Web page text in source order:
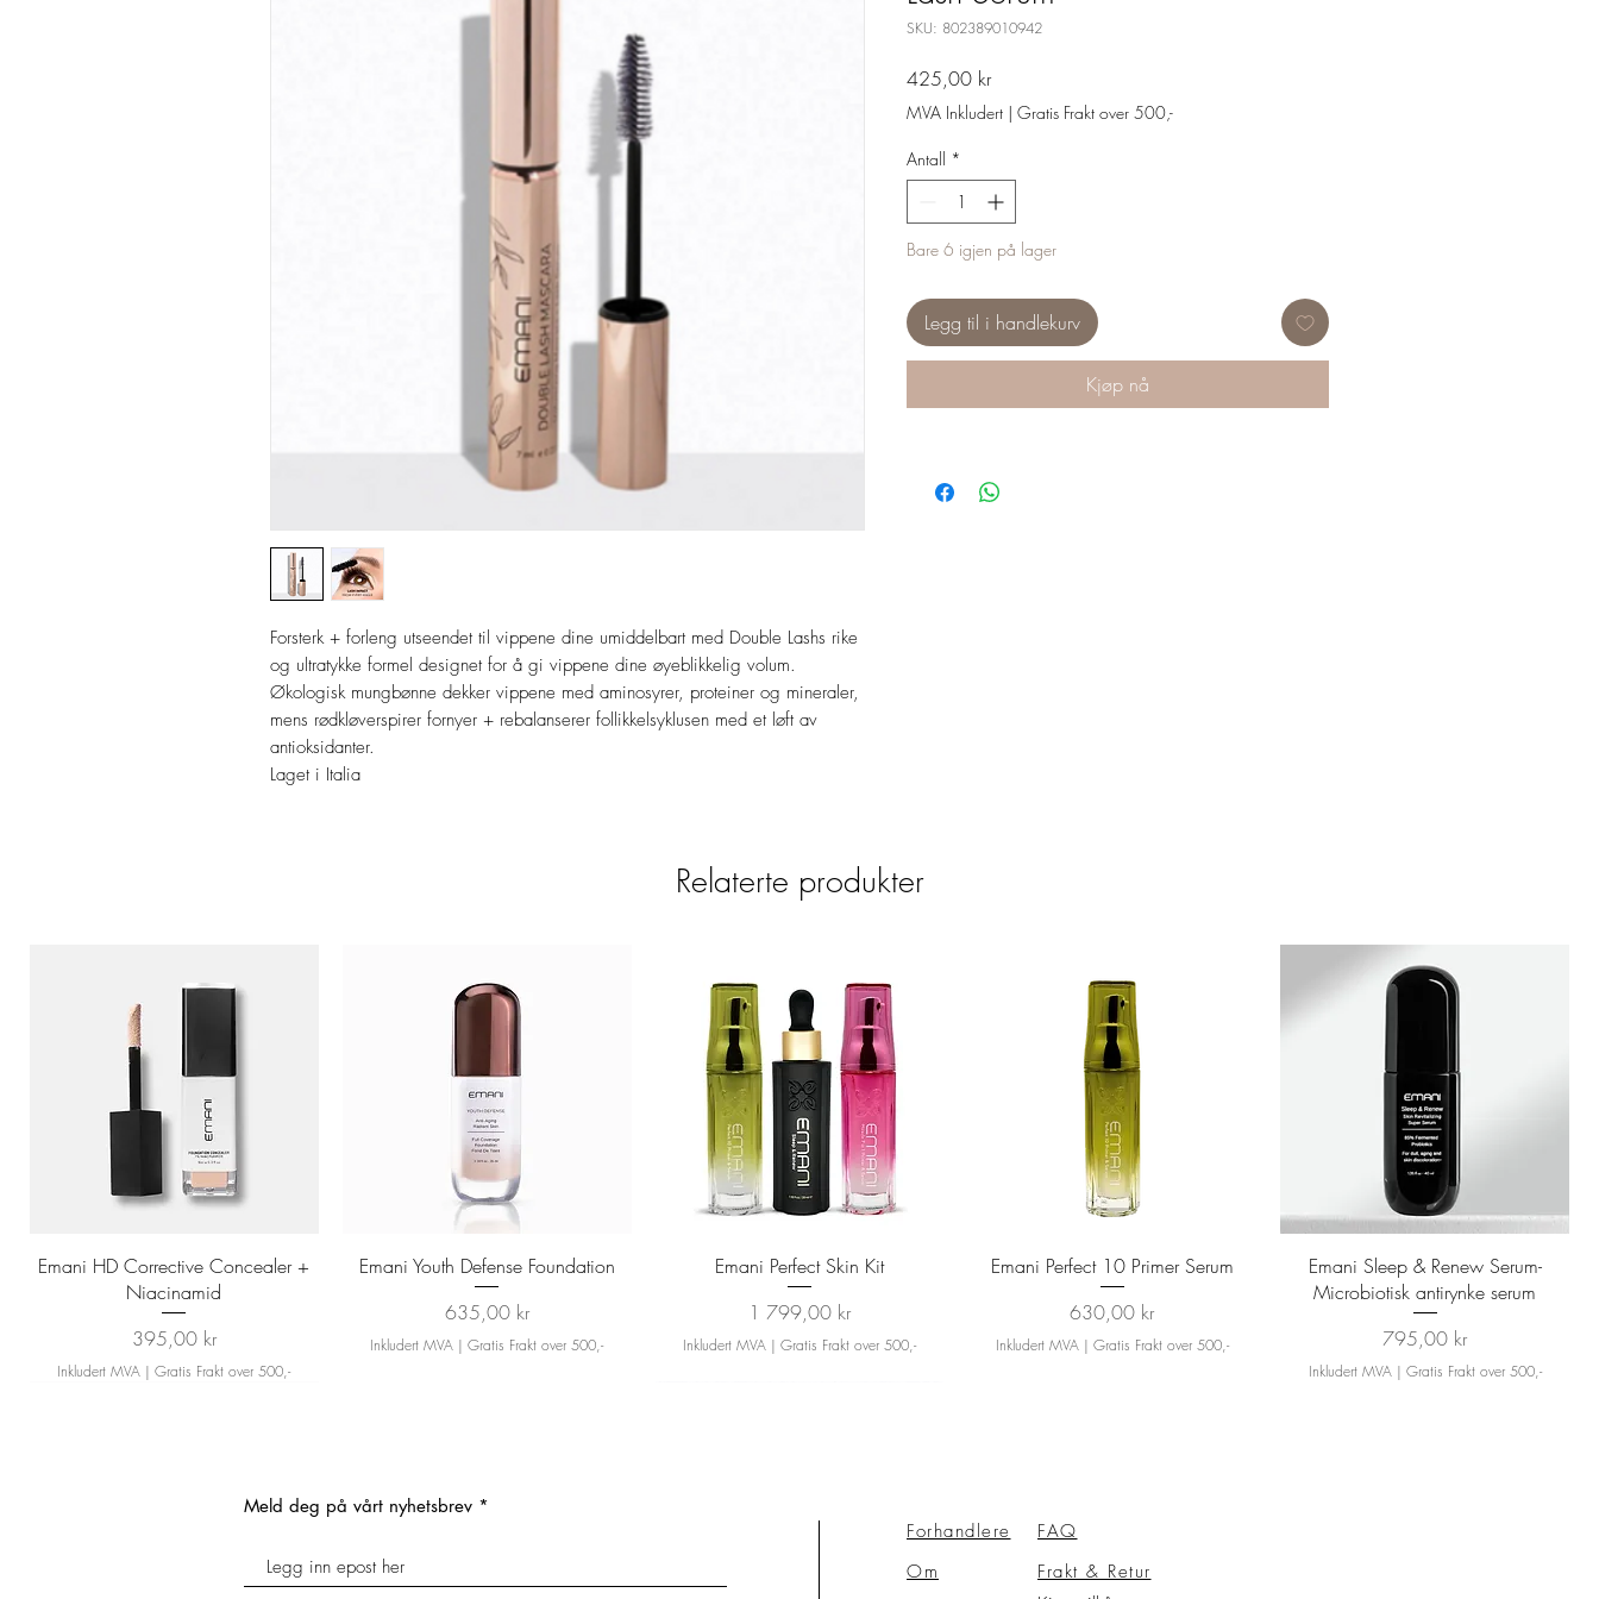
Forsterk + forleng utseendet til vippene dine umiddelbart med Double Lashs rike
og ultratykke formel designet for å gi vippene dine øyeblikkelig volum.
Økologisk mungbønne dekker vippene med aminosyrer, proteiner og mineraler,
mens rødkløverspirer fornyer + rebalanserer follikkelsyklusen med et løft av
antioksidanter.
Laget i Italia
SKU: 802389010942
425,00 krPris
MVA Inkludert | Gratis Frakt over 500,-
Antall *
Bare 6 igjen på lager
Legg til i handlekurv
Kjøp nå
Relaterte produkter
Hurtigvisning
Emani HD Corrective Concealer +
Niacinamid
Pris
395,00 kr
Inkludert MVA |Gratis Frakt over 500,-
Hurtigvisning
Emani Youth Defense Foundation
Pris
635,00 kr
Inkludert MVA |Gratis Frakt over 500,-
Hurtigvisning
Emani Perfect Skin Kit
Pris
1 799,00 kr
Inkludert MVA| Gratis Frakt over 500,-
Hurtigvisning
Emani Perfect 10 Primer Serum
Pris
630,00 kr
Inkludert MVA| Gratis Frakt over 500,-
Hurtigvisning
Emani Sleep & Renew Serum-
Microbiotisk antirynke serum
Pris
795,00 kr
Inkludert MVA| Gratis Frakt over 500,-
Meld deg på vårt nyhetsbrev
Forhandlere
Om
FAQ
Frakt & Retur